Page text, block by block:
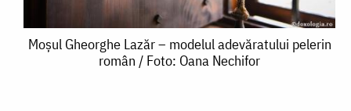
Moșul
Moșul Gheorghe Lazăr – modelul adevăratului pelerin
român / Foto: Oana Nechifor